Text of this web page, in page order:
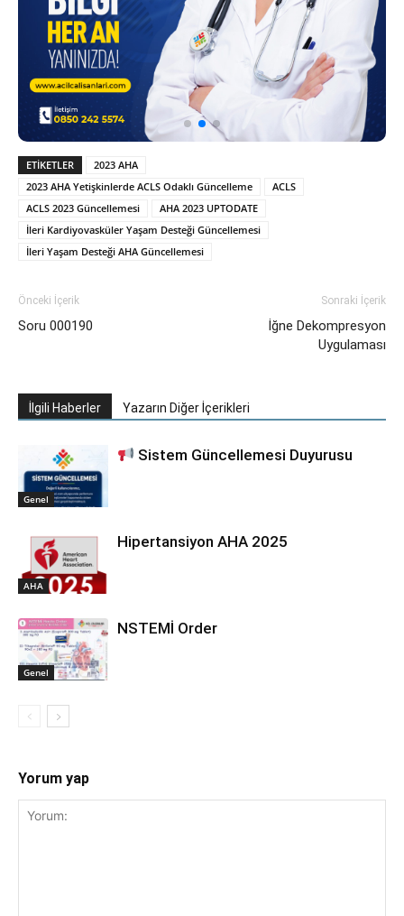
ETIKETLER
2023 AHA
2023 AHA Yetişkinlerde ACLS Odaklı Güncelleme
ACLS
ACLS 2023 Güncellemesi
AHA 2023 UPTODATE
İleri Kardiyovasküler Yaşam Desteği Güncellemesi
İleri Yaşam Desteği AHA Güncellemesi
Önceki İçerik
Soru 000190
Sonraki İçerik
İğne Dekompresyon
Uygulaması
İlgili Haberler Yazarın Diğer İçerikleri
Genel
Sistem Güncellemesi Duyurusu
AHA
Hipertansiyon AHA 2025
Genel
NSTEMİ Order
Yorum yap